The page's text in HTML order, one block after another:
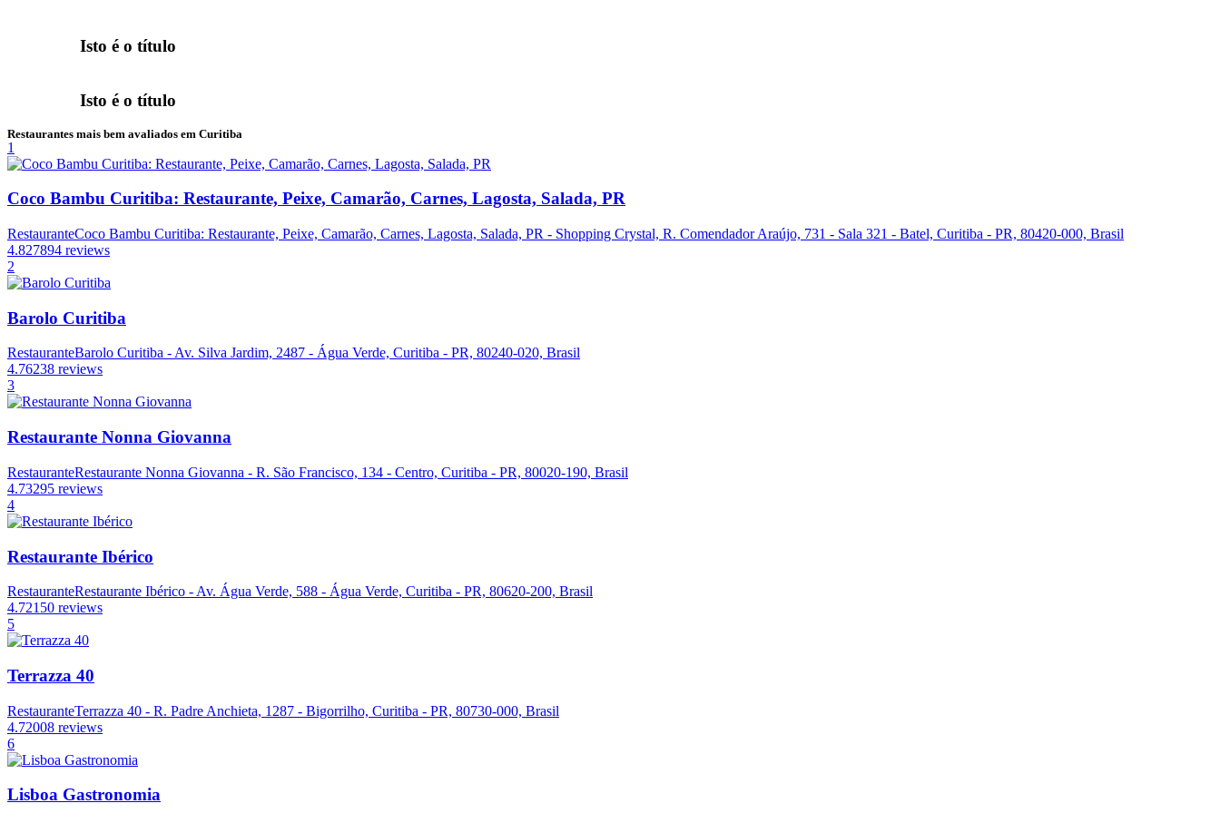
Isto é o título
Isto é o título
Restaurantes mais bem avaliados em Curitiba
1
Coco Bambu Curitiba: Restaurante, Peixe, Camarão, Carnes, Lagosta, Salada, PR
RestauranteCoco Bambu Curitiba: Restaurante, Peixe, Camarão, Carnes, Lagosta, Salada, PR - Shopping Crystal, R. Comendador Araújo, 731 - Sala 321 - Batel, Curitiba - PR, 80420-000, Brasil
4.827894 reviews
2
Barolo Curitiba
RestauranteBarolo Curitiba - Av. Silva Jardim, 2487 - Água Verde, Curitiba - PR, 80240-020, Brasil
4.76238 reviews
3
Restaurante Nonna Giovanna
RestauranteRestaurante Nonna Giovanna - R. São Francisco, 134 - Centro, Curitiba - PR, 80020-190, Brasil
4.73295 reviews
4
Restaurante Ibérico
RestauranteRestaurante Ibérico - Av. Água Verde, 588 - Água Verde, Curitiba - PR, 80620-200, Brasil
4.72150 reviews
5
Terrazza 40
RestauranteTerrazza 40 - R. Padre Anchieta, 1287 - Bigorrilho, Curitiba - PR, 80730-000, Brasil
4.72008 reviews
6
Lisboa Gastronomia